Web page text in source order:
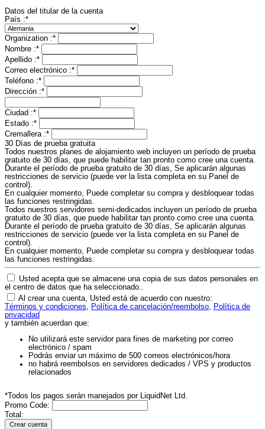
Datos del titular de la cuenta
País :*
Organization :*
Nombre :*
Apellido :*
Correo electrónico :*
Teléfono :*
Dirección :*
Ciudad :*
Estado :*
Cremallera :*
30 Días de prueba gratuita
Todos nuestros planes de alojamiento web incluyen un período de prueba
gratuito de 30 días, que puede habilitar tan pronto como cree una cuenta.
Durante el período de prueba gratuito de 30 días, Se aplicarán algunas
restricciones de servicio (puede ver la lista completa en su Panel de
control).
En cualquier momento, Puede completar su compra y desbloquear todas
las funciones restringidas.
Todos nuestros servidores semi-dedicados incluyen un período de prueba
gratuito de 30 días, que puede habilitar tan pronto como cree una cuenta.
Durante el período de prueba gratuito de 30 días, Se aplicarán algunas
restricciones de servicio (puede ver la lista completa en su Panel de
control).
En cualquier momento, Puede completar su compra y desbloquear todas
las funciones restringidas.
Usted acepta que se almacene una copia de sus datos personales en
el centro de datos que ha seleccionado..
Al crear una cuenta, Usted está de acuerdo con nuestro:
Términos y condiciones, Política de cancelación/reembolso, Política de
privacidad
y también acuerdan que:
No utilizará este servidor para fines de marketing por correo
electrónico / spam
Podrás enviar un máximo de 500 correos electrónicos/hora
no habrá reembolsos en servidores dedicados / VPS y productos
relacionados
*Todos los pagos serán manejados por LiquidNet Ltd.
Promo Code:
Total: